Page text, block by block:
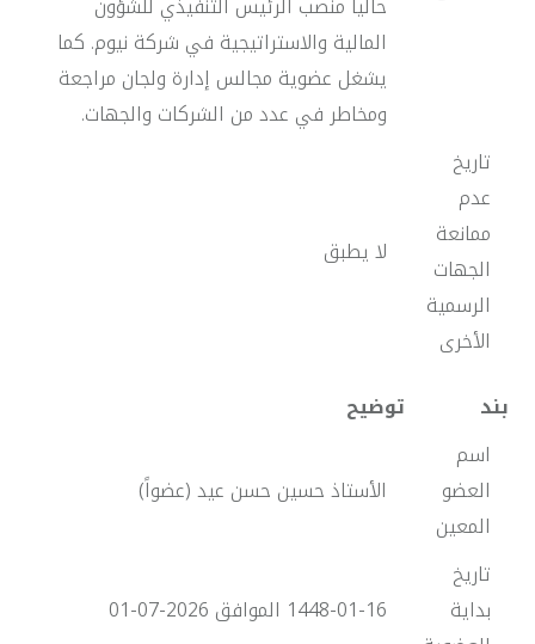
المالية والاستراتيجية في شركة نيوم. كما
يشغل عضوية مجالس إدارة ولجان مراجعة
ومخاطر في عدد من الشركات والجهات.
تاريخ
عدم
ممانعة
الجهات
الرسمية
الأخرى
لا يطبق
بند
توضيح
اسم
العضو
المعين
الأستاذ حسين حسن عيد (عضواً)
تاريخ
بداية
1448-01-16 الموافق 2026-07-01